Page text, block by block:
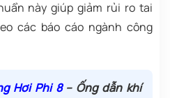
này giúp giảm rủi ro tai
các báo cáo ngành công
Hơi Phi 8– Ống dẫn khí